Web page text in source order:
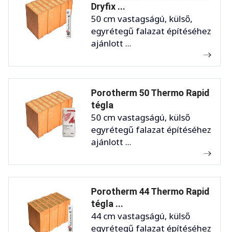
Dryfix ...
50 cm vastagságú, külső,
egyrétegű falazat építéséhez
ajánlott ...
Porotherm 50 Thermo Rapid
tégla
50 cm vastagságú, külső
egyrétegű falazat építéséhez
ajánlott ...
Porotherm 44 Thermo Rapid
tégla ...
44 cm vastagságú, külső
egyrétegű falazat építéséhez